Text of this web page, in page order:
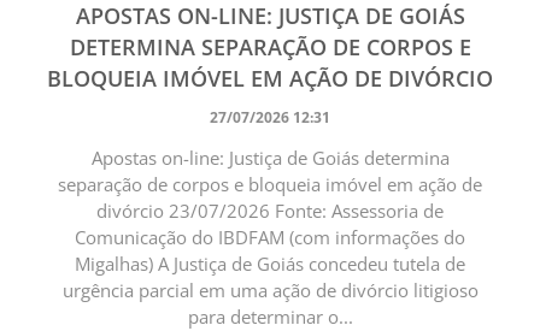
APOSTAS ON-LINE: JUSTIÇA DE GOIÁS
DETERMINA SEPARAÇÃO DE CORPOS E
BLOQUEIA IMÓVEL EM AÇÃO DE DIVÓRCIO
27/07/2026 12:31
Apostas on-line: Justiça de Goiás determina
separação de corpos e bloqueia imóvel em ação de
divórcio 23/07/2026 Fonte: Assessoria de
Comunicação do IBDFAM (com informações do
Migalhas) A Justiça de Goiás concedeu tutela de
urgência parcial em uma ação de divórcio litigioso
para determinar o...